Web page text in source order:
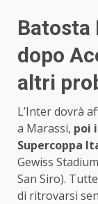
Batosta
dopo
altri
L’Inter dovrà
a Marassi, poi
Supercoppa
Gewiss
San Siro).
di ritrovarsi